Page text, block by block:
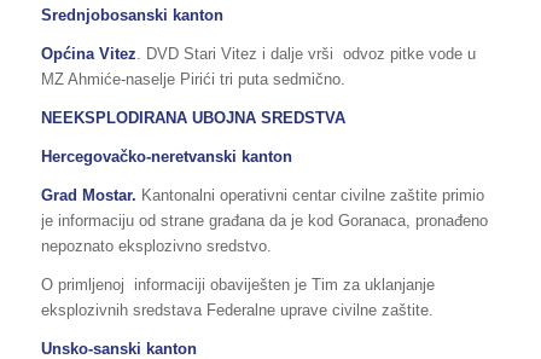
Srednjobosanski kanton
Općina Vitez . DVD Stari Vitez i dalje vrši odvoz pitke vode u
MZ Ahmiće-naselje Pirići tri puta sedmično.
NEEKSPLODIRANA UBOJNA SREDSTVA
Hercegovačko-neretvanski kanton
Grad Mostar. Kantonalni operativni centar civilne zaštite primio
je informaciju od strane građana da je kod Goranaca, pronađeno
nepoznato eksplozivno sredstvo.
O primljenoj informaciji obaviješten je Tim za uklanjanje
eksplozivnih sredstava Federalne uprave civilne zaštite.
Unsko-sanski kanton